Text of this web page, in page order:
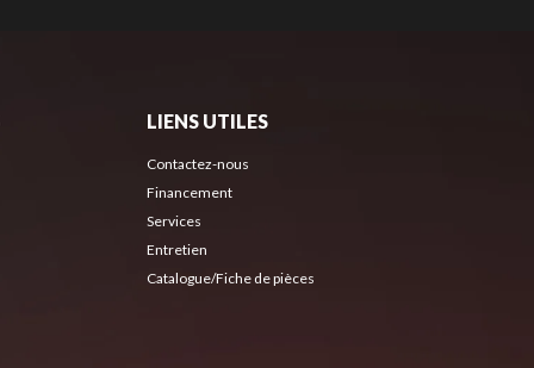
LIENS UTILES
Contactez-nous
Financement
Services
Entretien
Catalogue/Fiche de pièces